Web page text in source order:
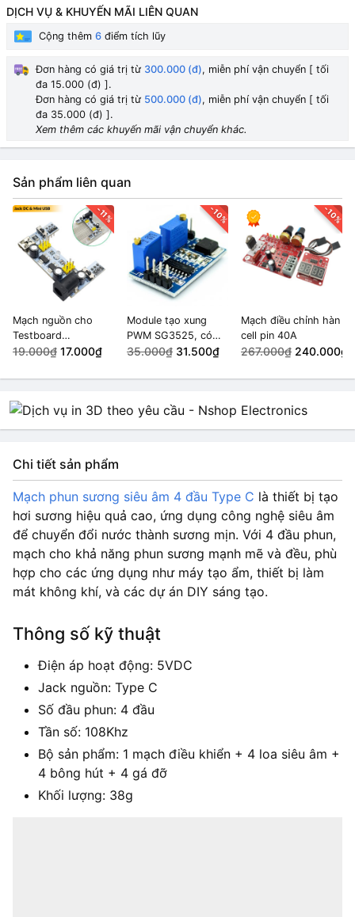
DỊCH VỤ & KHUYẾN MÃI LIÊN QUAN
Cộng thêm 6 điểm tích lũy
Đơn hàng có giá trị từ 300.000 (đ), miễn phí vận chuyển [ tối
đa 15.000 (đ) ].
Đơn hàng có giá trị từ 500.000 (đ), miễn phí vận chuyển [ tối
đa 35.000 (đ) ].
Xem thêm các khuyến mãi vận chuyển khác.
Sản phẩm liên quan
-11%
Mạch nguồn cho
Testboard
Breadboard MB-102
5V Đầu vào Mini USB
19.000₫ 17.000₫
-10%
Module tạo xung
PWM SG3525, có
thể điều chỉnh tần
35.000₫ 31.500₫
-10%
Mạch điều chỉnh hàn
cell pin 40A
267.000₫ 240.000₫
Chi tiết sản phẩm
Mạch phun sương siêu âm 4 đầu Type C là thiết bị tạo
hơi sương hiệu quả cao, ứng dụng công nghệ siêu âm
để chuyển đổi nước thành sương mịn. Với 4 đầu phun,
mạch cho khả năng phun sương mạnh mẽ và đều, phù
hợp cho các ứng dụng như máy tạo ẩm, thiết bị làm
mát không khí, và các dự án DIY sáng tạo.
Thông số kỹ thuật
Điện áp hoạt động: 5VDC
Jack nguồn: Type C
Số đầu phun: 4 đầu
Tần số: 108Khz
Bộ sản phẩm: 1 mạch điều khiển + 4 loa siêu âm +
4 bông hút + 4 gá đỡ
Khối lượng: 38g